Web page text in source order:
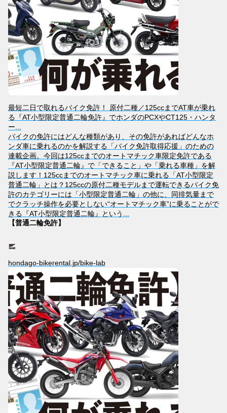
最短二日で取れるバイク免許！ 原付二種／125ccまでAT車が乗れ
る『AT小型限定普通二輪免許』でホンダのPCXやCT125・ハンタ
ー...
バイクの免許にはどんな種類があり、その免許があればどんなホ
ンダ車に乗れるのかを解説する「バイク免許取得応援」のための
連載企画。今回は125ccまでのオートマチック車限定免許である
『AT小型限定普通二輪』で「できること」や「乗れる車種」を解
説します！125ccまでのオートマチック車に乗れる「AT小型限定
普通二輪」とは？125ccの原付二種モデルまで運転できるバイク免
許のカテゴリーには「小型限定普通二輪」の他に、同排気量まで
でクラッチ操作を必要としない“オートマチック車”に乗ることがで
きる『AT小型限定普通二輪』という...
【普通二輪免許】
hondago-bikerental.jp/bike-lab